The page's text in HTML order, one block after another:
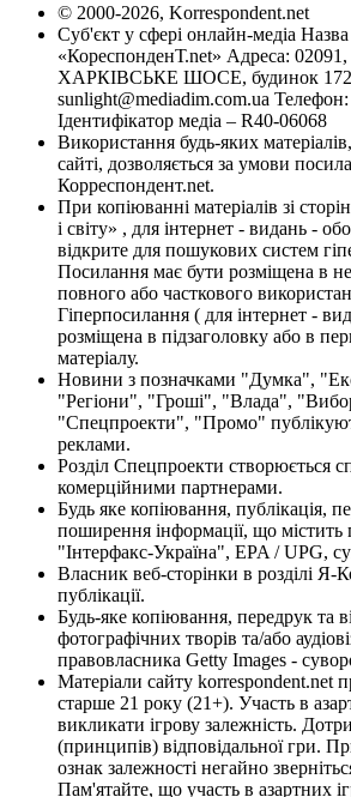
© 2000-2026, Korrespondent.net
Суб'єкт у сфері онлайн-медіа
«КореспонденТ.net» Адреса: 02091,
ХАРКІВСЬКЕ ШОСЕ, будинок 172-
sunlight@mediadim.com.ua
Ідентифікатор медіа – R40-06068
Використання будь-яких
сайті, дозволяється за умови
Корреспондент.net.
При копіюванні матеріалів зі
і світу» , для інтернет - видань -
відкрите для пошукових систем
Посилання має бути розміщена в
повного або часткового
Гіперпосилання ( для інтернет -
розміщена в підзаголовку або в
матеріалу.
Новини з позначками "Думка",
"Регіони", "Гроші", "Влада",
"Спецпроекти", "Промо"
реклами.
Розділ Спецпроекти створюється
комерційними партнерами.
Будь яке копіювання, публікація,
поширення інформації, що містить
"Інтерфакс-Україна", EPA / UPG,
Власник веб-сторінки в розділі Я-
публікації.
Будь-яке копіювання, передрук та
фотографічних творів та/або
правовласника Getty Images -
Матеріали сайту korrespondent.net
старше 21 року (21+). Участь в
викликати ігрову залежність.
(принципів) відповідальної гри.
ознак залежності негайно
Пам'ятайте, що участь в азартних